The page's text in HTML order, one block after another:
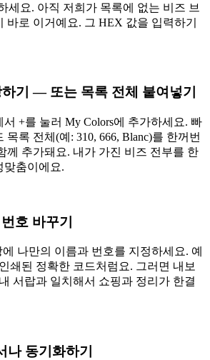
세요. 아직 저희가 목록에 없는 비즈 브
바로 이거예요. 그 HEX 값을 입력하기
기 — 또는 목록 전체 붙여넣기
+를 눌러 My Colors에 추가하세요. 빠
목록 전체(예: 310, 666, Blanc)를 한꺼번
께 추가돼요. 내가 가진 비즈 전부를 한
맞춤이에요.
호 바꾸기
나만의 이름과 번호를 지정하세요. 예
쇄된 정확한 코드처럼요. 그러면 내보
서랍과 일치해서 쇼핑과 정리가 한결
나 동기화하기